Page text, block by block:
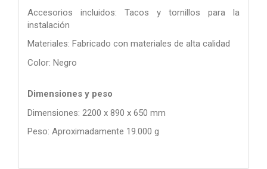
Accesorios incluidos: Tacos y tornillos para la
instalación
Materiales: Fabricado con materiales de alta calidad
Color: Negro
Dimensiones y peso
Dimensiones: 2200 x 890 x 650 mm
Peso: Aproximadamente 19.000 g